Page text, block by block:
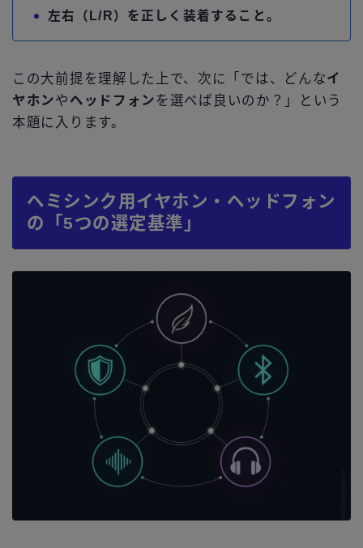
左右（L/R）を正しく装着すること。
この大前提を理解した上で、次に「では、どんなイ
ヤホンや ヘッドフォン を選べば良いのか？」という
本題に入ります。
ヘミシンク用イヤホン・ヘッドフォン
の「5つの選定基準」